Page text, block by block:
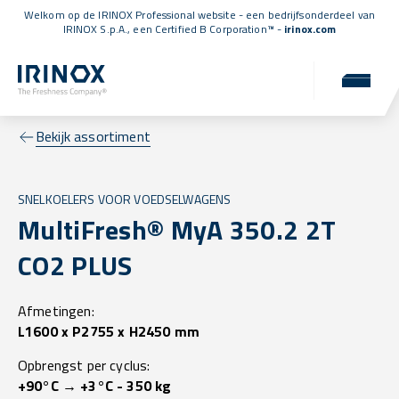
Welkom op de IRINOX Professional website - een bedrijfsonderdeel van
IRINOX S.p.A., een Certified B Corporation™ - irinox.com
Bekijk assortiment
SNELKOELERS VOOR VOEDSELWAGENS
MultiFresh® MyA 350.2 2T
CO2 PLUS
Afmetingen:
L1600 x P2755 x H2450 mm
Opbrengst per cyclus:
+90°C → +3°C - 350 kg